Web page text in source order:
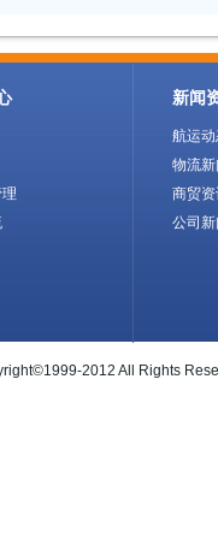
新闻
航运
物流
商贸
公司
2012 All Rights